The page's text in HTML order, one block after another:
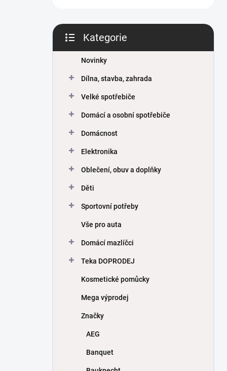
kategorie
Kategorie
Novinky
Dílna, stavba, zahrada
Velké spotřebiče
Domácí a osobní spotřebiče
Domácnost
Elektronika
Oblečení, obuv a doplňky
Děti
Sportovní potřeby
Vše pro auta
Domácí mazlíčci
Teka DOPRODEJ
Kosmetické pomůcky
Mega výprodej
Značky
AEG
Banquet